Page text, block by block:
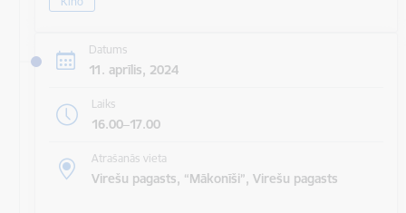
Datums
11. aprīlis, 2024
Laiks
16.00–17.00
Atrašanās vieta
Virešu pagasts, “Mākonīši”, Virešu pagasts